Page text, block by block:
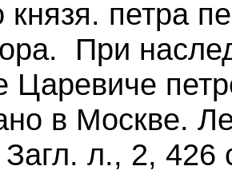
князя. петра
При
Царевиче
в Москве.
л., 2, 426